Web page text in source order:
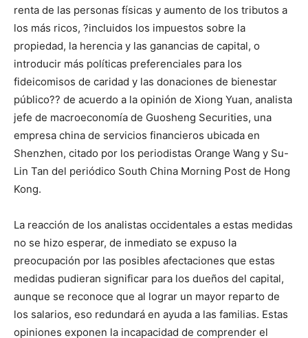
renta de las personas físicas y aumento de los tributos a
los más ricos, ?incluidos los impuestos sobre la
propiedad, la herencia y las ganancias de capital, o
introducir más políticas preferenciales para los
fideicomisos de caridad y las donaciones de bienestar
público?? de acuerdo a la opinión de Xiong Yuan, analista
jefe de macroeconomía de Guosheng Securities, una
empresa china de servicios financieros ubicada en
Shenzhen, citado por los periodistas Orange Wang y Su-
Lin Tan del periódico South China Morning Post de Hong
Kong.
La reacción de los analistas occidentales a estas medidas
no se hizo esperar, de inmediato se expuso la
preocupación por las posibles afectaciones que estas
medidas pudieran significar para los dueños del capital,
aunque se reconoce que al lograr un mayor reparto de
los salarios, eso redundará en ayuda a las familias. Estas
opiniones exponen la incapacidad de comprender el